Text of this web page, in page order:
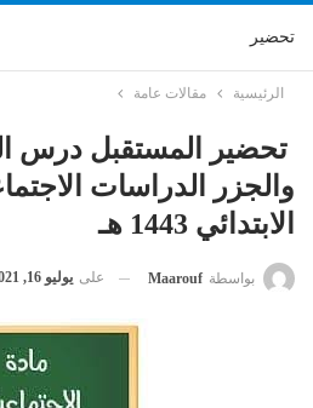
تحضير
الرئيسية مقالات عامة
تحضير المستقبل درس
والجزر الدراسات
الابتدائي 1443 هـ
بواسطة Maarouf على يوليو 16, 2021